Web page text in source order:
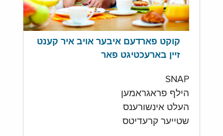
קוקט פארדעם איבער אויב איר קענט
זיין בארעכטיגט פאר
SNAP
הילף פראגראמען
העלט אינשורענס
שטייער קרעדיטס